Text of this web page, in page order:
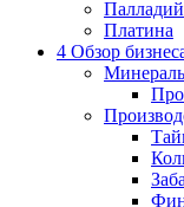
Палладий
Платина
4 Обзор